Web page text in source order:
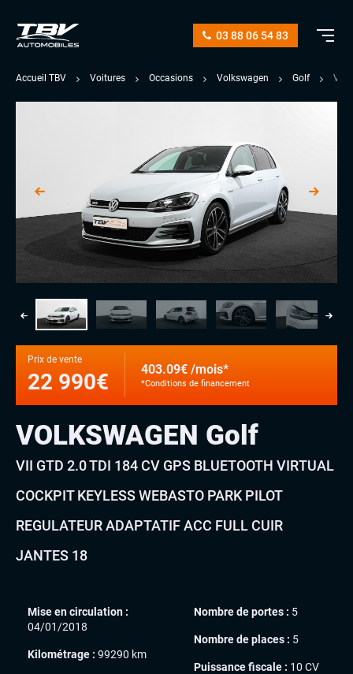
03 88 06 54 83
Accueil TBV Voitures Occasions Volkswagen Golf VII
Prix de vente
22 990€ 403.09€ /mois*
*Conditions de financement
VOLKSWAGEN Golf
VII GTD 2.0 TDI 184 CV GPS BLUETOOTH VIRTUAL
COCKPIT KEYLESS WEBASTO PARK PILOT
REGULATEUR ADAPTATIF ACC FULL CUIR
JANTES 18
Mise en circulation :
04/01/2018
Kilométrage : 99290 km
Nombre de portes : 5
Nombre de places : 5
Puissance fiscale : 10 CV